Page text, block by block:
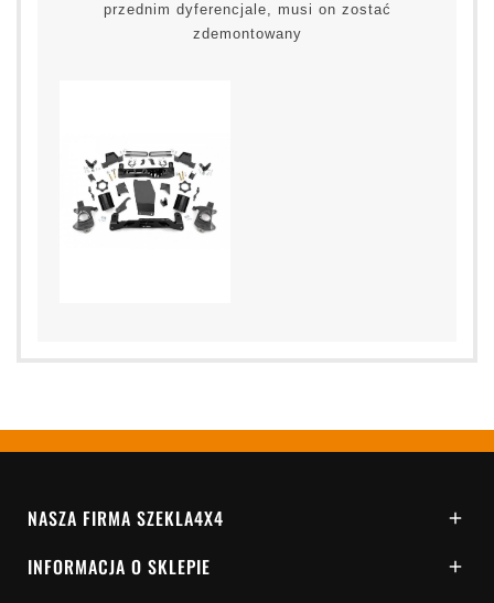
przednim dyferencjale, musi on zostać
zdemontowany
NASZA FIRMA SZEKLA4X4 
INFORMACJA O SKLEPIE 